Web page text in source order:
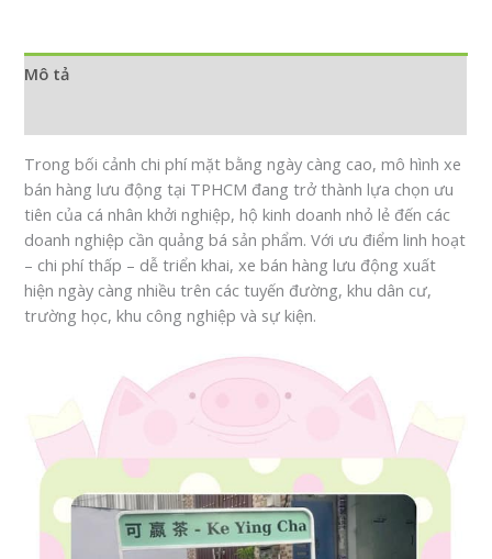
Xưởng
Trực
Tiếp
Hóc
Môn
|
Góc
Nhìn
số
Mô tả
Trong bối cảnh chi phí mặt bằng ngày càng cao, mô hình xe
bán hàng lưu động tại TPHCM đang trở thành lựa chọn ưu
tiên của cá nhân khởi nghiệp, hộ kinh doanh nhỏ lẻ đến các
doanh nghiệp cần quảng bá sản phẩm. Với ưu điểm linh hoạt
– chi phí thấp – dễ triển khai, xe bán hàng lưu động xuất
hiện ngày càng nhiều trên các tuyến đường, khu dân cư,
trường học, khu công nghiệp và sự kiện.